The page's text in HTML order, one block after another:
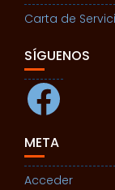
Carta de
SÍGUENOS
Facebook
META
Acceder